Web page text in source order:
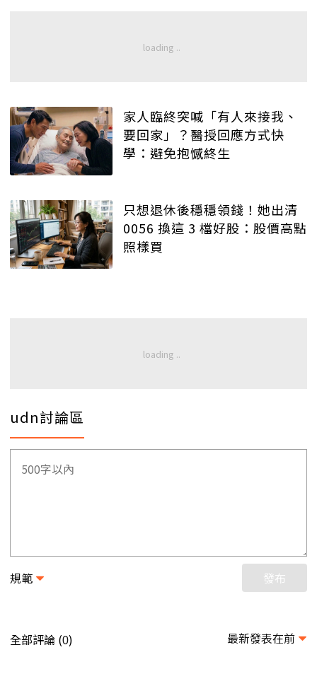
家人臨終突喊「有人來接我、
要回家」？醫授回應方式快
學：避免抱憾終生
只想退休後穩穩領錢！她出清
0056 換這 3 檔好股：股價高點
照樣買
udn討論區
規範 發布
全部評論 (0) 最新發表在前